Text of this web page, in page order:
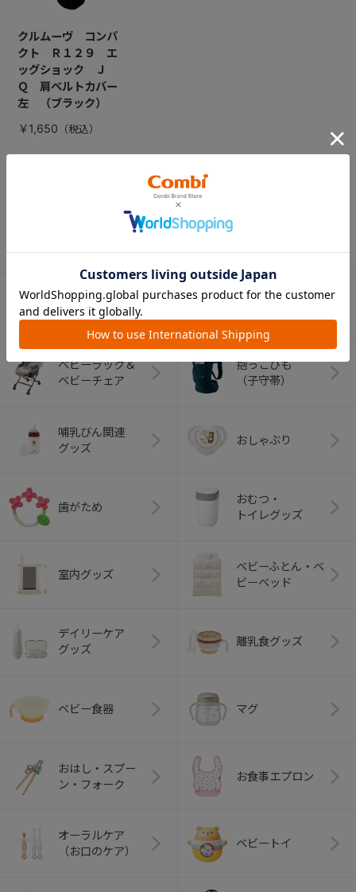
クルムーヴ コンパ
クト Ｒ１２９ エ
ッグショック Ｊ
Ｑ 肩ベルトカバー
左 （ブラック）
￥1,650
CATEGORY
カテゴリー
（コンビ）
ベビーカー
ベビーラック＆
ベビーチェア
抱っこひも
（子守帯）
哺乳びん関連
グッズ
おしゃぶり
歯がため
おむつ・
トイレグッズ
室内グッズ
ベビーふとん・ベ
ビーベッド
デイリーケア
グッズ
離乳食グッズ
ベビー食器 マグ
おはし・スプー
ン・フォーク
お食事エプロン
オーラルケア
（お口のケア）
ベビートイ